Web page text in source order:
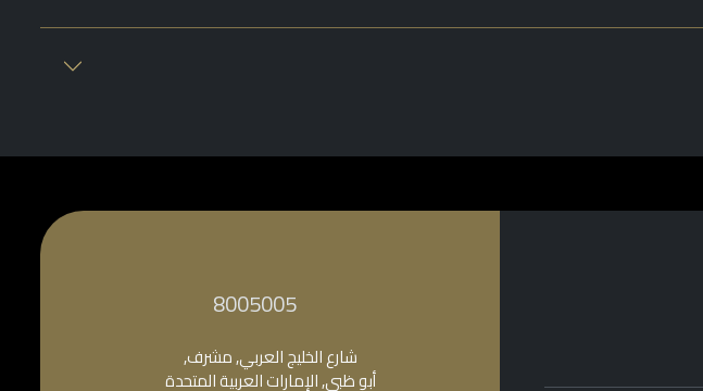
‎8005005‎
شارع الخليج العربي, مشرف,
أبو ظبي, الإمارات العربية المتحدة